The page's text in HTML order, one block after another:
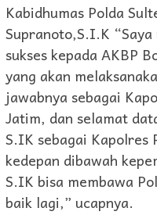
Kabidhumas Polda
Supranoto,S.I.K
sukses kepada AKBP
yang akan
jawabnya sebagai
Jatim, dan selamat
S.IK sebagai Kapolres
kedepan dibawah
S.IK bisa membawa
baik lagi,” ucapnya.